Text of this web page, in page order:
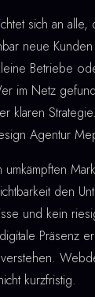
sich an
neue
Betriebe
im Netz
klaren
Agentur
den
und kein
Präsenz
kurzfristig.